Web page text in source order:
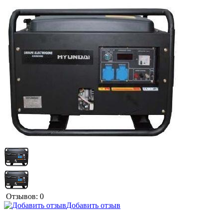
Отзывов: 0
Добавить отзыв